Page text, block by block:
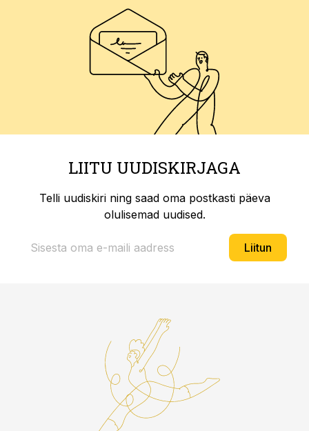
LIITU UUDISKIRJAGA
Telli uudiskiri ning saad oma postkasti päeva
olulisemad uudised.
Liitun